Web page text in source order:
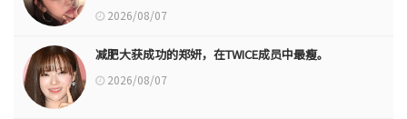
2026/08/07
减肥大获成功的郑妍，在TWICE成员中最瘦。
2026/08/07